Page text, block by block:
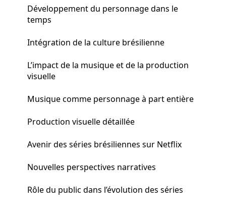
Développement du personnage dans le
temps
Intégration de la culture brésilienne
L’impact de la musique et de la production
visuelle
Musique comme personnage à part entière
Production visuelle détaillée
Avenir des séries brésiliennes sur Netflix
Nouvelles perspectives narratives
Rôle du public dans l’évolution des séries